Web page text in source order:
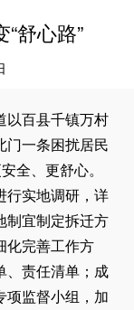
“舒心路”
百县千镇万村
门一条困扰居民
全、更舒心。
行实地调研，详
制宜制定拆迁方
化完善工作方
、责任清单；成
项监督小组，加